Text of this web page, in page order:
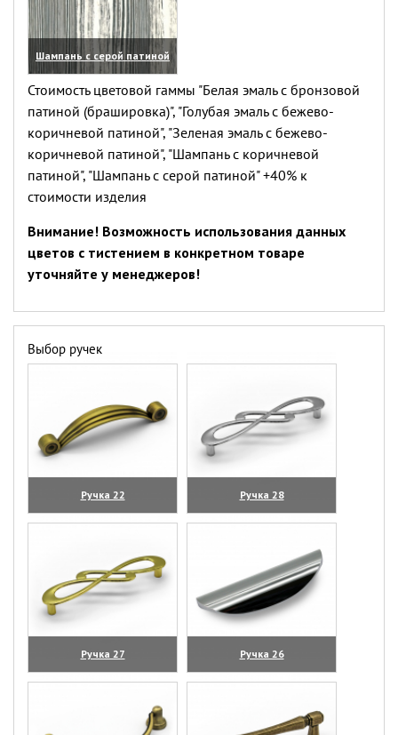
Шампань с серой патиной
(увеличить)
Стоимость цветовой гаммы "Белая эмаль с бронзовой
патиной (брашировка)", "Голубая эмаль с бежево-
коричневой патиной", "Зеленая эмаль с бежево-
коричневой патиной", "Шампань с коричневой
патиной", "Шампань с серой патиной" +40% к
стоимости изделия
Внимание! Возможность использования данных
цветов с тистением в конкретном товаре
уточняйте у менеджеров!
Выбор ручек
Ручка 22
(увеличить)
Ручка 28
(увеличить)
Ручка 27
(увеличить)
Ручка 26
(увеличить)